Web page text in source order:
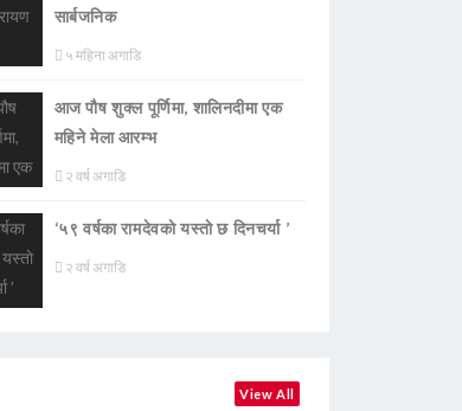
सार्बजनिक
५ महिना अगाडि
आज पौष शुक्ल पूर्णिमा, शालिनदीमा एक
महिने मेला आरम्भ
२ वर्ष अगाडि
‘५९ वर्षका रामदेवकाे यस्ताे छ दिनचर्या ’
२ वर्ष अगाडि
View All